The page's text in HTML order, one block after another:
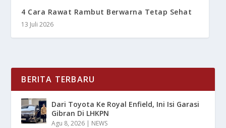
4 Cara Rawat Rambut Berwarna Tetap Sehat
13 Juli 2026
BERITA TERBARU
Dari Toyota Ke Royal Enfield, Ini Isi Garasi
Gibran Di LHKPN
Agu 8, 2026 | NEWS